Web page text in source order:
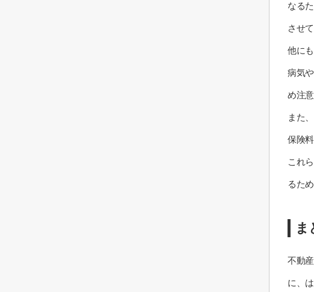
なる
させ
他に
病気
め注
また
保険
これ
るた
ま
不動
に、